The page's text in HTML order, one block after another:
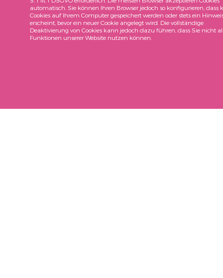
automatisch. Sie können Ihren Browser jedoch so konfigurieren, dass
Cookies auf Ihrem Computer gespeichert werden oder stets ein
erscheint, bevor ein neuer Cookie angelegt wird. Die vollständige
Deaktivierung von Cookies kann jedoch dazu führen, dass Sie nicht
Funktionen unserer Website nutzen können.